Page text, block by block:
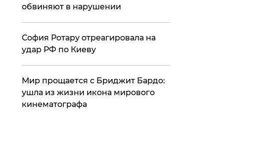
обвиняют в нарушении
София Ротару отреагировала на
удар РФ по Киеву
Мир прощается с Бриджит Бардо:
ушла из жизни икона мирового
кинематографа